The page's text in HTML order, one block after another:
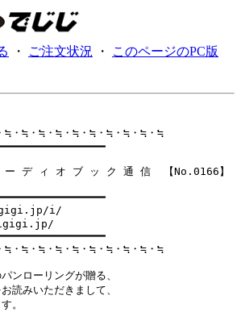
・ ご注文状況 ・ このページのPC版
≒・≒・≒・≒・≒・≒・≒・≒・≒・≒
デ ィ オ ブ ッ ク 通 信  【No.0166】
i/
≒・≒・≒・≒・≒・≒・≒・≒・≒・≒
ンローリングが贈る、
読みいただきまして、
。